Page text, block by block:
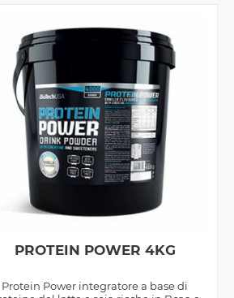
PROTEIN POWER 4KG
Protein Power integratore a base di